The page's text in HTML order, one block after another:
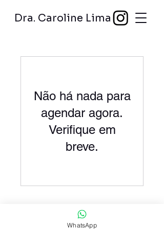
Dra. Caroline Lima
Não há nada para
agendar agora.
Verifique em
breve.
Atendimento estritamente particular,
WhatsApp